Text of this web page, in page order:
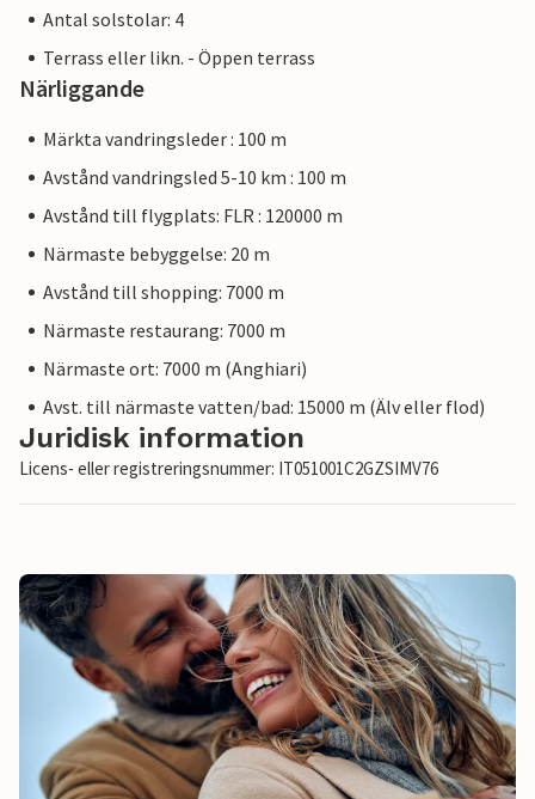
Antal solstolar: 4
Terrass eller likn. - Öppen terrass
Närliggande
Märkta vandringsleder : 100 m
Avstånd vandringsled 5-10 km : 100 m
Avstånd till flygplats: FLR : 120000 m
Närmaste bebyggelse: 20 m
Avstånd till shopping: 7000 m
Närmaste restaurang: 7000 m
Närmaste ort: 7000 m (Anghiari)
Avst. till närmaste vatten/bad: 15000 m (Älv eller flod)
Juridisk information
Licens- eller registreringsnummer: IT051001C2GZSIMV76